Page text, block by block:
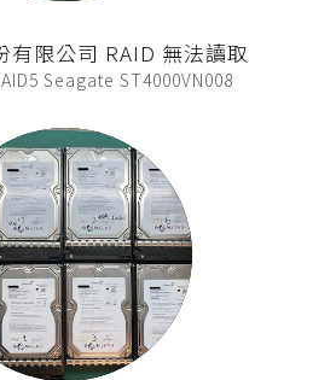
有限公司 RAID 無法讀取
Seagate ST4000VN008